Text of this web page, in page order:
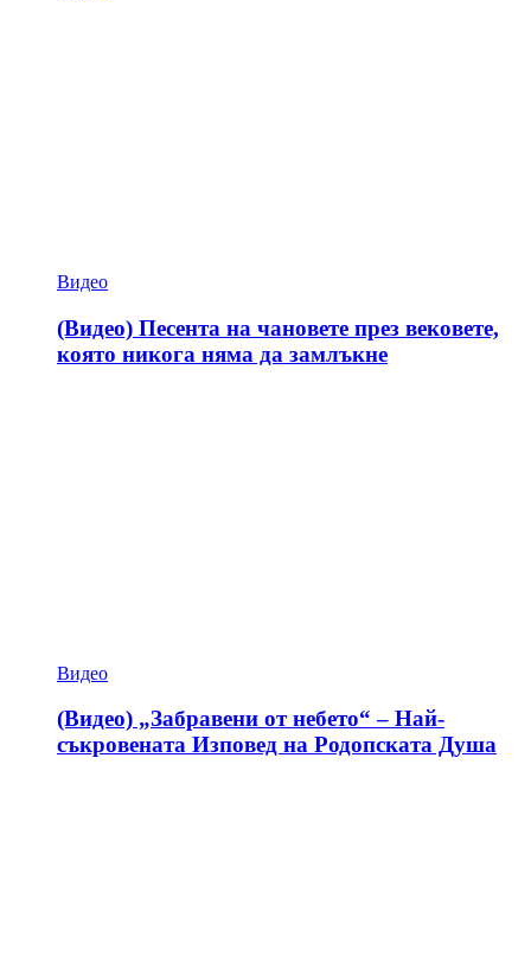
Видео
(Видео) Песента на чановете през вековете,
която никога няма да замлъкне
Видео
(Видео) „Забравени от небето“ – Най-
съкровената Изповед на Родопската Душа